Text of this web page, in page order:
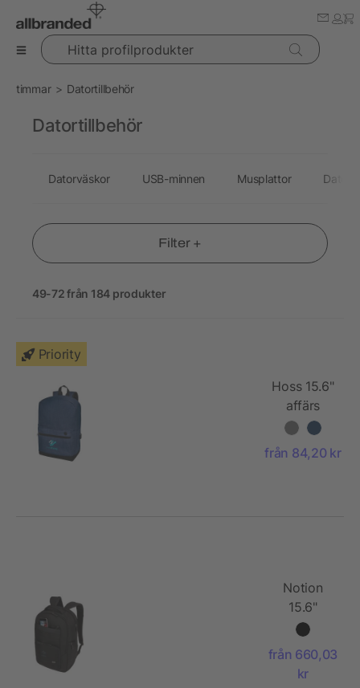
Hitta profilprodukter
timmar Datortillbehör
Filter +
49-72 från 184 produkter
Priority
Hoss 15.6"
affärs
laptop
ryggsäck
från 84,20 kr
Notion
15.6"
laptop
ryggsäck
från 660,03
kr
Datortillbehör
Datorväskor USB-minnen Musplattor